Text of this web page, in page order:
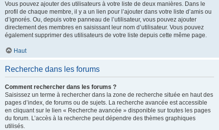
Vous pouvez ajouter des utilisateurs à votre liste de deux manières. Dans le
profil de chaque membre, il y a un lien pour l’ajouter dans votre liste d’amis ou
d’ignorés. Ou, depuis votre panneau de l’utilisateur, vous pouvez ajouter
directement des membres en saisissant leur nom d’utilisateur. Vous pouvez
également supprimer des utilisateurs de votre liste depuis cette même page.
Haut
Recherche dans les forums
Comment rechercher dans les forums ?
Saisissez un terme à rechercher dans la zone de recherche située en haut des
pages d’index, de forums ou de sujets. La recherche avancée est accessible
en cliquant sur le lien « Recherche avancée » disponible sur toutes les pages
du forum. L’accès à la recherche peut dépendre des thèmes graphiques
utilisés.